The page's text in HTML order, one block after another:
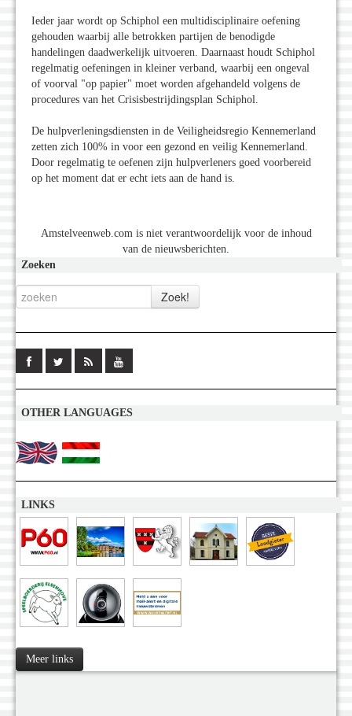
Ieder jaar wordt op Schiphol een multidisciplinaire oefening
gehouden waarbij alle betrokken partijen de benodigde
handelingen daadwerkelijk uitvoeren. Daarnaast houdt Schiphol
regelmatig oefeningen in kleiner verband, waarbij een ongeval
of voorval "op papier" moet worden afgehandeld volgens de
procedures van het Crisisbestrijdingsplan Schiphol.
De hulpverleningsdiensten in de Veiligheidsregio Kennemerland
zetten zich 100% in voor een gezond en veilig Kennemerland.
Door regelmatig te oefenen zijn hulpverleners goed voorbereid
op het moment dat er echt iets aan de hand is.
Amstelveenweb.com is niet verantwoordelijk voor de inhoud
van de nieuwsberichten.
Zoeken
OTHER LANGUAGES
LINKS
Meer links